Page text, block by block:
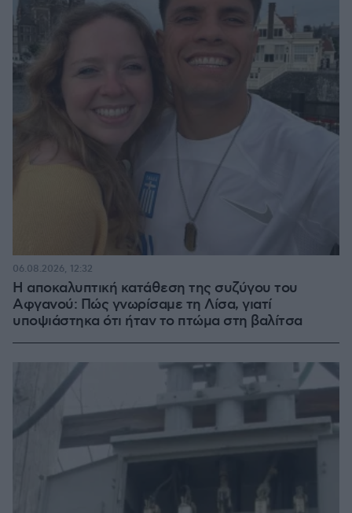
Η αποκαλυπτική κατάθεση της συζύγου του
Αφγανού: Πώς γνωρίσαμε τη Λίσα, γιατί
υποψιάστηκα ότι ήταν το πτώμα στη βαλίτσα
06.08.2026, 12:32